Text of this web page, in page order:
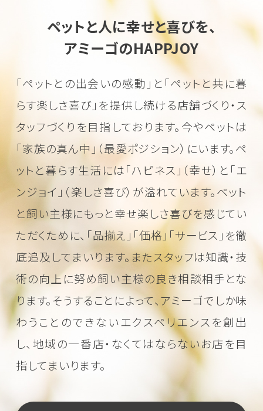
ペットと人に幸せと喜びを、
アミーゴのHAPPJOY
「ペットとの出会いの感動」と「ペットと共に暮
らす楽しさ喜び」を提供し続ける店舗づくり・ス
タッフづくりを目指しております。 今やペットは
「家族の真ん中」（最愛ポジション）にいます。ペ
ットと暮らす生活には「ハピネス」（幸せ）と「エ
ンジョイ」（楽しさ喜び）が溢れています。ペット
と飼い主様にもっと幸せ楽しさ喜びを感じてい
ただくために、 「品揃え」「価格」「サービス」を徹
底追及してまいります。またスタッフは知識・技
術の向上に努め飼い主様の良き相談相手とな
ります。そうすることによって、アミーゴでしか味
わうことのできないエクスペリエンスを創出
し、地域の一番店・なくてはならないお店を目
指してまいります。